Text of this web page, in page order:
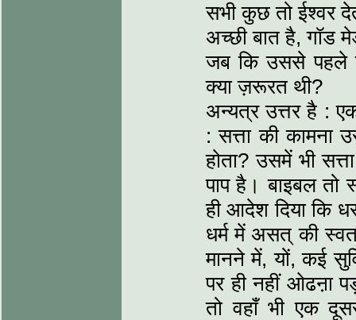
सभी कुछ तो ईश्वर
अच्छी बात है, गॉड
जब कि उससे पहले
क्या ज़रूरत थी?
अन्यत्र उत्तर है :
: सत्ता की कामना
होता? उसमें भी
पाप है। बाइबल तो
ही आदेश दिया कि
धर्म में असत् की
मानने में, यों, कई
पर ही नहीं ओढऩा
तो वहाँ भी एक